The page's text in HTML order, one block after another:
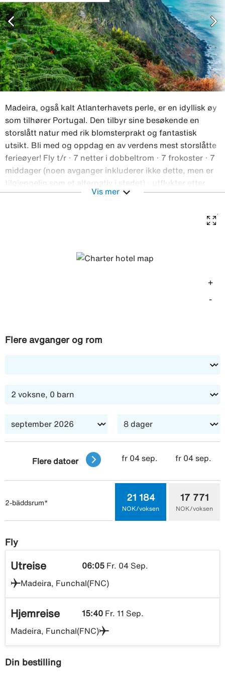
chevron_left chevron_right
Madeira, også kalt Atlanterhavets perle, er en idyllisk øy
som tilhører Portugal. Den tilbyr sine besøkende en
storslått natur med rik blomsterprakt og fantastisk
utsikt. Bli med og oppdag en av verdens mest storslåtte
ferieøyer! Fly t/r · 7 netter i dobbeltrom · 7 frokoster · 7
middager (noen avganger inkluderer ikke dette, men er
tilgjengelig som et alternativ i stedet) · utflukter etter
program · skandinavisk reiseleder
Vis mer expand_more
+
-
Flere avganger og rom
Flere datoer fr 04 sep. fr 04 sep.
2-bäddsrum*
21 184
NOK/voksen
17 771
NOK/voksen
Fly
Utreise 06:05Fr. 04 Sep.
Madeira, Funchal(FNC)
Hjemreise 15:40Fr. 11 Sep.
Madeira, Funchal(FNC)
Din bestilling